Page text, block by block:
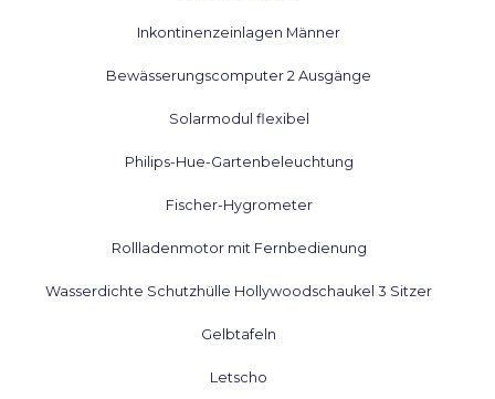
Inkontinenzeinlagen Männer
Bewässerungscomputer 2 Ausgänge
Solarmodul flexibel
Philips-Hue-Gartenbeleuchtung
Fischer-Hygrometer
Rollladenmotor mit Fernbedienung
Wasserdichte Schutzhülle Hollywoodschaukel 3 Sitzer
Gelbtafeln
Letscho